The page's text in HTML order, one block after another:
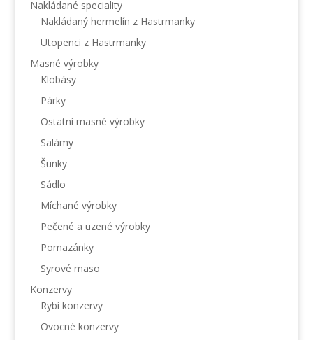
Nakládané speciality
Nakládaný hermelín z Hastrmanky
Utopenci z Hastrmanky
Masné výrobky
Klobásy
Párky
Ostatní masné výrobky
Salámy
Šunky
Sádlo
Míchané výrobky
Pečené a uzené výrobky
Pomazánky
Syrové maso
Konzervy
Rybí konzervy
Ovocné konzervy